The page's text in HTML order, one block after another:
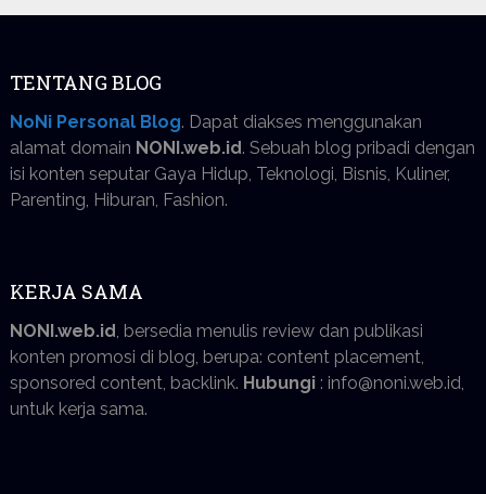
TENTANG BLOG
NoNi Personal Blog. Dapat diakses menggunakan
alamat domain NONI.web.id. Sebuah blog pribadi dengan
isi konten seputar Gaya Hidup, Teknologi, Bisnis, Kuliner,
Parenting, Hiburan, Fashion.
KERJA SAMA
NONI.web.id , bersedia menulis review dan publikasi
konten promosi di blog, berupa: content placement,
sponsored content, backlink. Hubungi: info@noni.web.id,
untuk kerja sama.